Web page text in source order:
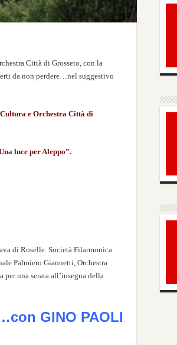
Città di Grosseto, con la
da non perdere…nel suggestivo
e Orchestra Città di
luce per Aleppo”.
di Roselle. Società Filarmonica
Palmiero Giannetti, Orchestra
una serata all’insegna della
GINO PAOLI